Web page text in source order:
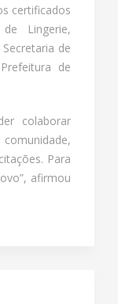
certificados
Lingerie,
de
de
colaborar
Para
afirmou